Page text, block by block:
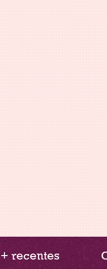
+ recentes